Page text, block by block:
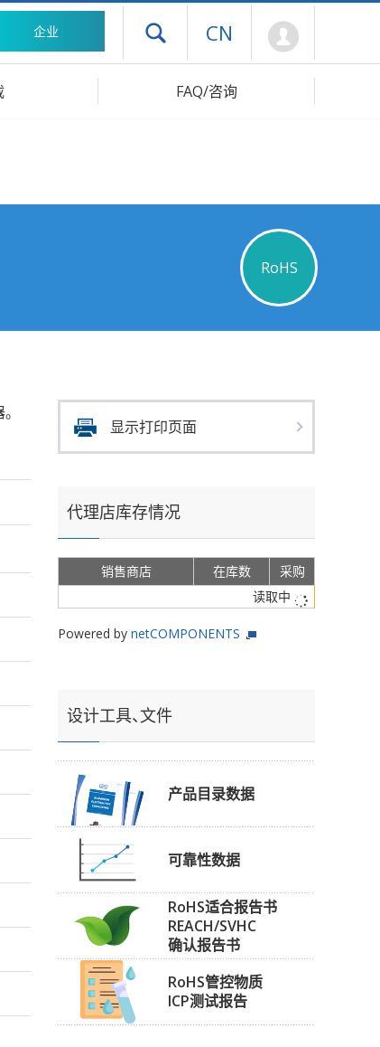
企业 打开抽屉菜单
CN
FAQ/咨询
RoHS
显示打印页面
代理店库存情况
销售商店 在库数
采购
读取中
Powered by netCOMPONENTS
设计工具、文件
产品目录数据
可靠性数据
RoHS适合报告书
REACH/SVHC
确认报告书
RoHS管控物质
ICP测试报告